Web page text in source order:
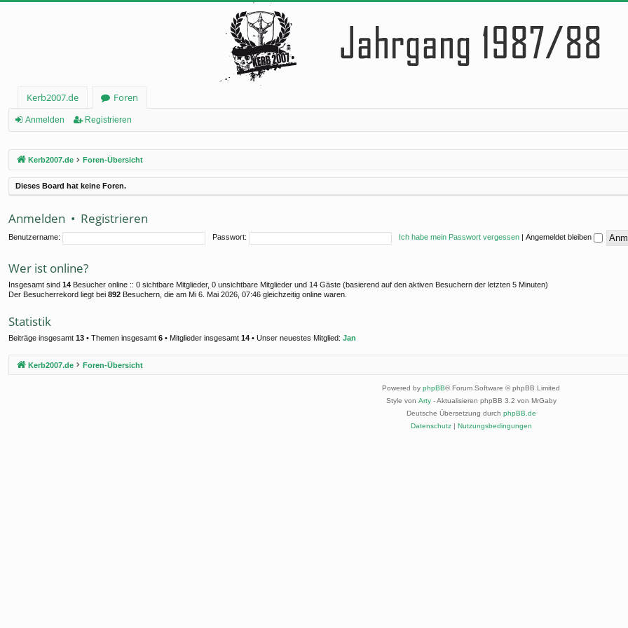
Kerb2007.de
Foren
Anmelden Registrieren
Kerb2007.de Foren-Übersicht
Dieses Board hat keine Foren.
Anmelden • Registrieren
Benutzername: Passwort: Ich habe mein Passwort vergessen Angemeldet bleiben
Wer ist online?
Insgesamt sind 14 Besucher online :: 0 sichtbare Mitglieder, 0 unsichtbare Mitglieder und 14 Gäste (basierend auf den aktiven Besuchern der letzten 5 Minuten)
Der Besucherrekord liegt bei 892 Besuchern, die am Mi 6. Mai 2026, 07:46 gleichzeitig online waren.
Statistik
Beiträge insgesamt 13 • Themen insgesamt 6 • Mitglieder insgesamt 14 • Unser neuestes Mitglied: Jan
Kerb2007.de Foren-Übersicht
Powered by phpBB® Forum Software © phpBB Limited
Style von Arty- Aktualisieren phpBB 3.2 von MrGaby
Deutsche Übersetzung durch phpBB.de
Datenschutz| Nutzungsbedingungen